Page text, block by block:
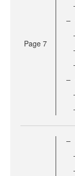
Page 7